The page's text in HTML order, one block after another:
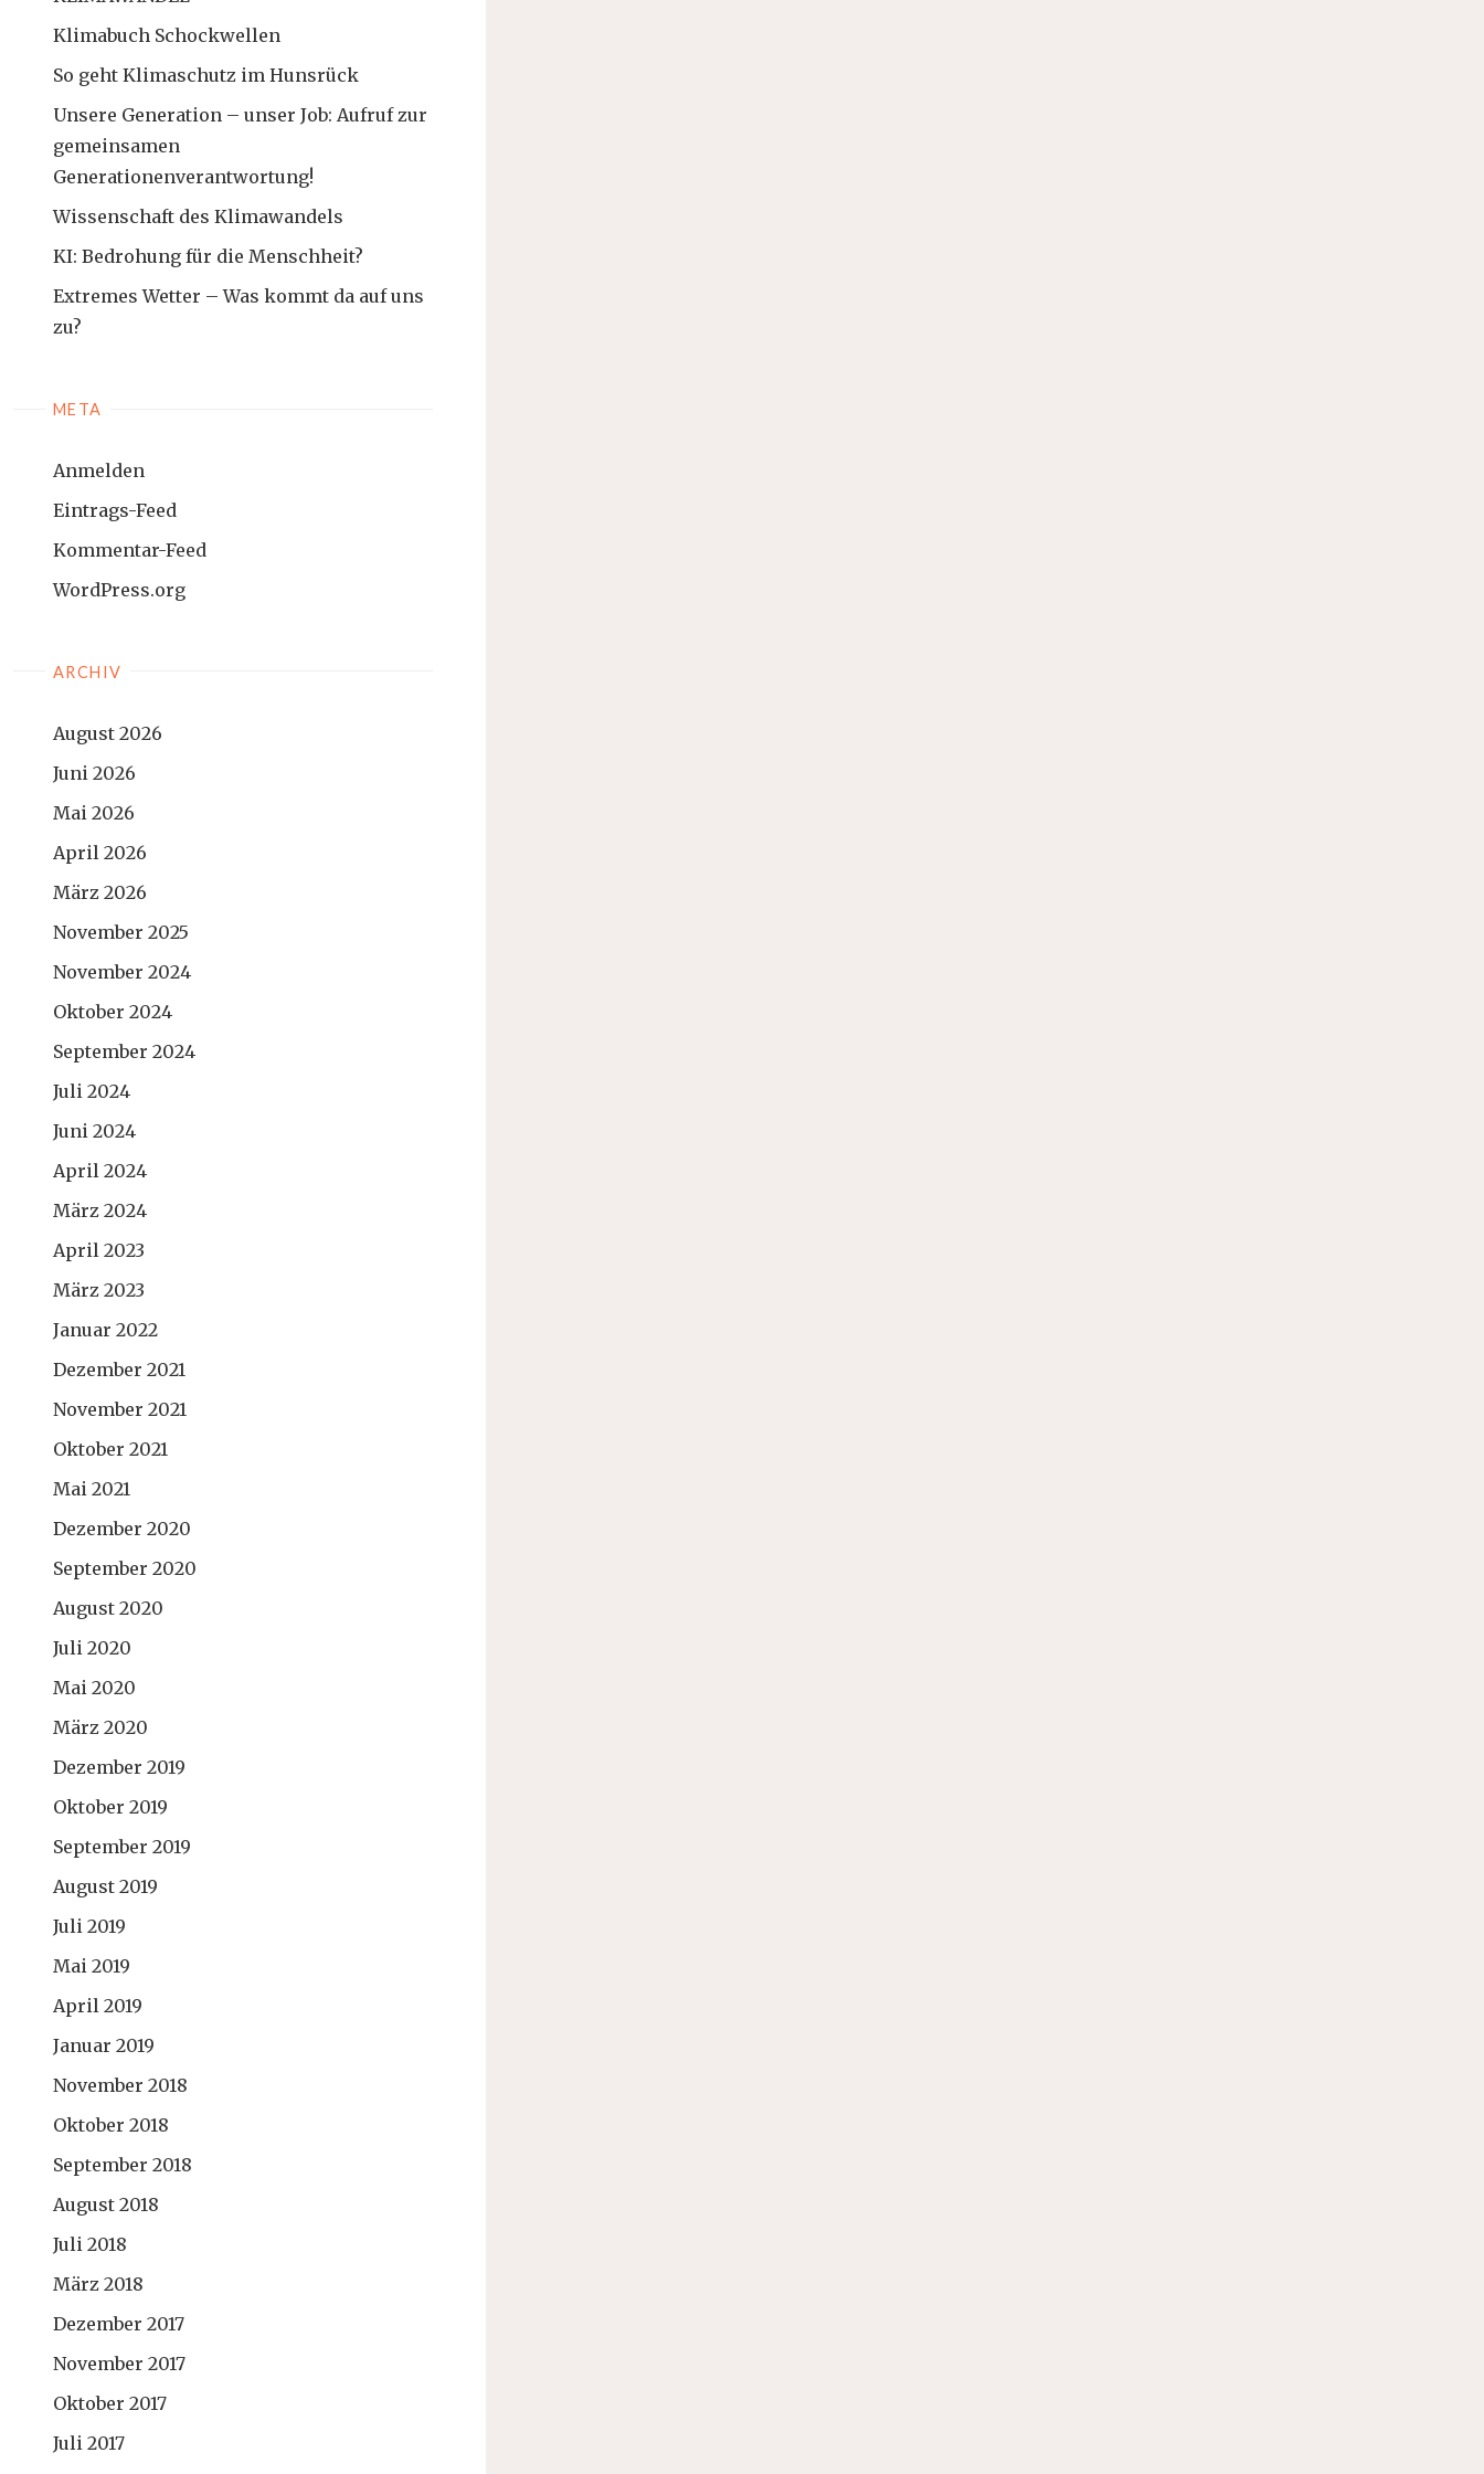
Klimabuch Schockwellen
So geht Klimaschutz im Hunsrück
Unsere Generation – unser Job: Aufruf zur
gemeinsamen
Generationenverantwortung!
Wissenschaft des Klimawandels
KI: Bedrohung für die Menschheit?
Extremes Wetter – Was kommt da auf uns
zu?
META
Anmelden
Eintrags-Feed
Kommentar-Feed
WordPress.org
ARCHIV
August 2026
Juni 2026
Mai 2026
April 2026
März 2026
November 2025
November 2024
Oktober 2024
September 2024
Juli 2024
Juni 2024
April 2024
März 2024
April 2023
März 2023
Januar 2022
Dezember 2021
November 2021
Oktober 2021
Mai 2021
Dezember 2020
September 2020
August 2020
Juli 2020
Mai 2020
März 2020
Dezember 2019
Oktober 2019
September 2019
August 2019
Juli 2019
Mai 2019
April 2019
Januar 2019
November 2018
Oktober 2018
September 2018
August 2018
Juli 2018
März 2018
Dezember 2017
November 2017
Oktober 2017
Juli 2017